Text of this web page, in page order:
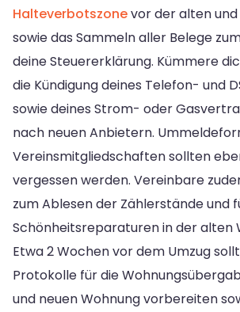
Halteverbotszonevor der alten
sowie das Sammeln aller Belege
deine Steuererklärung. Kümmere
die Kündigung deines Telefon- und
sowie deines Strom- oder
nach neuen Anbietern.
Vereinsmitgliedschaften sollten
vergessen werden. Vereinbare
zum Ablesen der Zählerstände und
Schönheitsreparaturen in der alten
Etwa 2 Wochen vor dem Umzug
Protokolle für die
und neuen Wohnung vorbereiten